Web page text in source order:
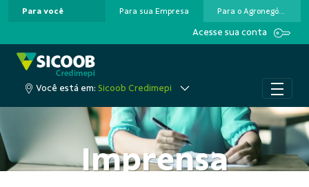
Pular para o Conteúdo principal
Para você Para sua Empresa Para o Agronegócio
Acesse sua conta
Você está em: Sicoob Credimepi
Imprensa